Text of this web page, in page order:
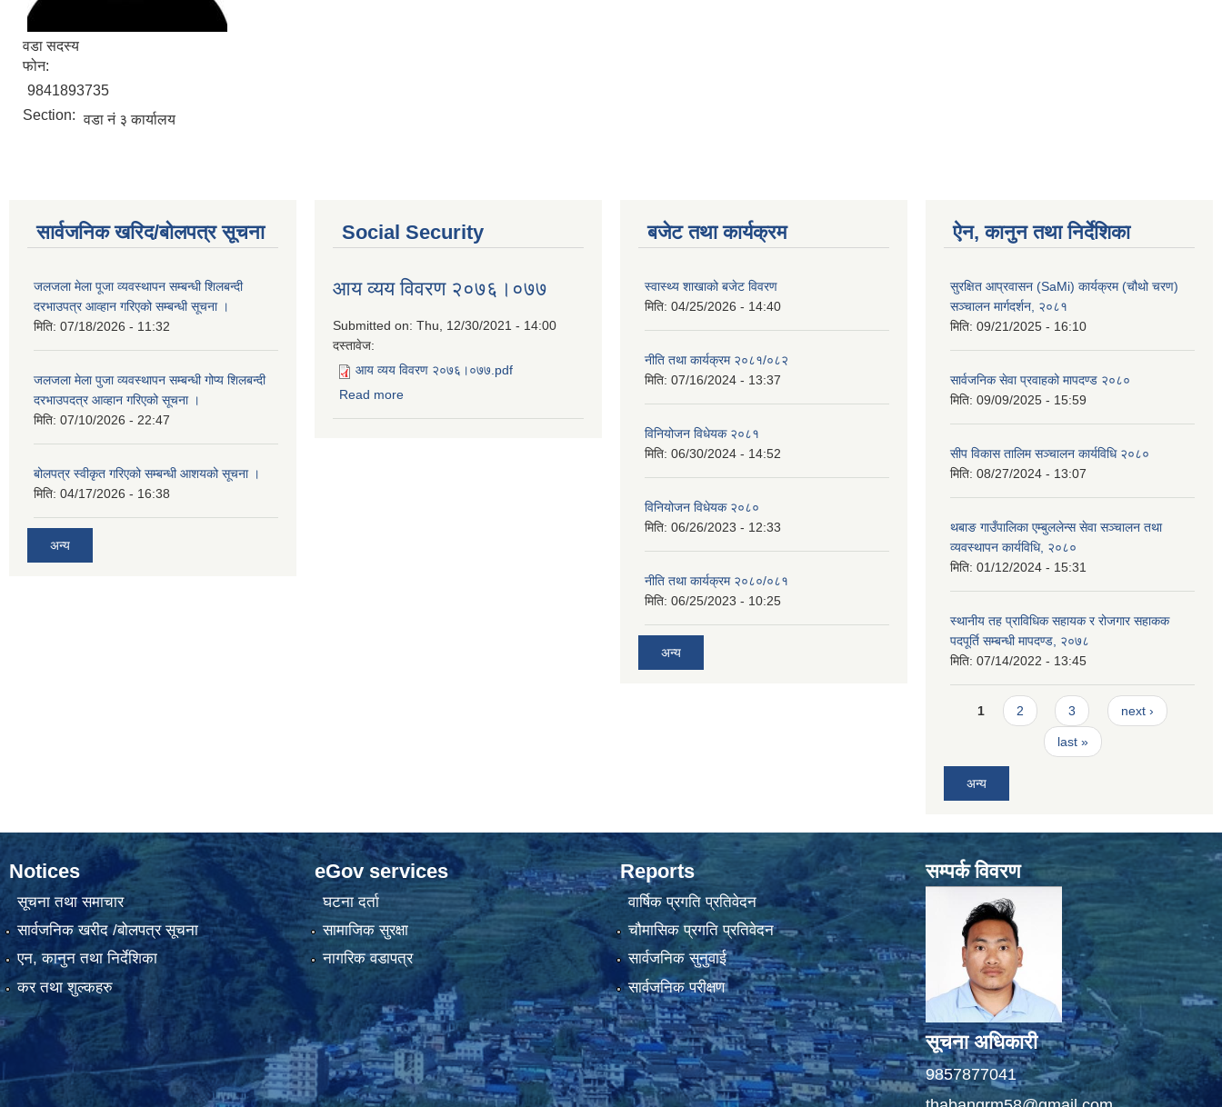
वडा सदस्य
फोन:
9841893735
Section: वडा नं ३ कार्यालय
सार्वजनिक खरिद/बोलपत्र सूचना
जलजला मेला पूजा व्यवस्थापन सम्बन्धी शिलबन्दी
दरभाउपत्र आव्हान गरिएको सम्बन्धी सूचना ।
मिति: 07/18/2026 - 11:32
जलजला मेला पुजा व्यवस्थापन सम्बन्धी गोप्य शिलबन्दी
दरभाउपदत्र आव्हान गरिएको सूचना ।
मिति: 07/10/2026 - 22:47
बोलपत्र स्वीकृत गरिएको सम्बन्धी आशयको सूचना ।
मिति: 04/17/2026 - 16:38
अन्य
Social Security
आय व्यय विवरण २०७६।०७७
Submitted on: Thu, 12/30/2021 - 14:00
दस्तावेज:
आय व्यय विवरण २०७६।०७७.pdf
Read more
बजेट तथा कार्यक्रम
स्वास्थ्य शाखाको बजेट विवरण
मिति: 04/25/2026 - 14:40
नीति तथा कार्यक्रम २०८१/०८२
मिति: 07/16/2024 - 13:37
विनियोजन विधेयक २०८१
मिति: 06/30/2024 - 14:52
विनियोजन विधेयक २०८०
मिति: 06/26/2023 - 12:33
नीति तथा कार्यक्रम २०८०/०८१
मिति: 06/25/2023 - 10:25
अन्य
ऐन, कानुन तथा निर्देशिका
सुरक्षित आप्रवासन (SaMi) कार्यक्रम (चौथो चरण)
सञ्चालन मार्गदर्शन, २०८१
मिति: 09/21/2025 - 16:10
सार्वजनिक सेवा प्रवाहको मापदण्ड २०८०
मिति: 09/09/2025 - 15:59
सीप विकास तालिम सञ्चालन कार्यविधि २०८०
मिति: 08/27/2024 - 13:07
थबाङ गाउँपालिका एम्बुललेन्स सेवा सञ्चालन तथा
व्यवस्थापन कार्यविधि, २०८०
मिति: 01/12/2024 - 15:31
स्थानीय तह प्राविधिक सहायक र रोजगार सहाकक
पदपूर्ति सम्बन्धी मापदण्ड, २०७८
मिति: 07/14/2022 - 13:45
Pages
1 2 3 next ›
last »
अन्य
Notices
सूचना तथा समाचार
सार्वजनिक खरीद /बोलपत्र सूचना
एन, कानुन तथा निर्देशिका
कर तथा शुल्कहरु
eGov services
घटना दर्ता
सामाजिक सुरक्षा
नागरिक वडापत्र
Reports
वार्षिक प्रगति प्रतिवेदन
चौमासिक प्रगति प्रतिवेदन
सार्वजनिक सुनुवाई
सार्वजनिक परीक्षण
सम्पर्क विवरण
सूचना अधिकारी
9857877041